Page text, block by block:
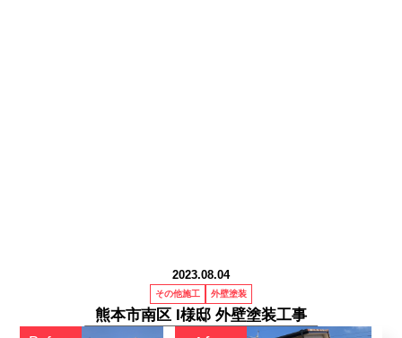
お客様のお声
2023.08.04
その他施工 外壁塗装
熊本市南区 I様邸 外壁塗装工事